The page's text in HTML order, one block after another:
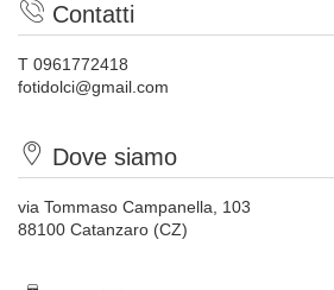
Contatti
T 0961772418
fotidolci@gmail.com
Dove siamo
via Tommaso Campanella, 103
88100 Catanzaro (CZ)